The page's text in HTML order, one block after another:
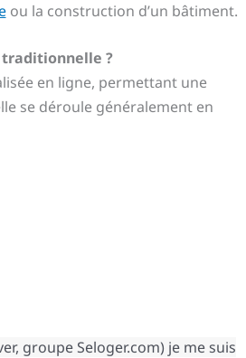
ou la construction d’un bâtiment.
traditionnelle ?
en ligne, permettant une
se déroule généralement en
groupe Seloger.com) je me suis